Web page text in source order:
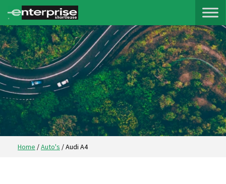
Home /Auto's /Audi A4